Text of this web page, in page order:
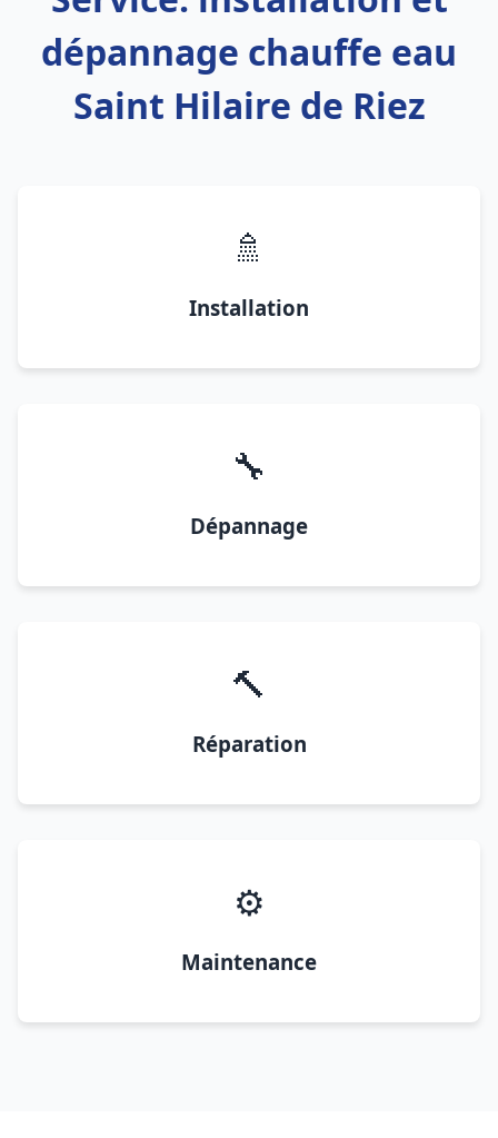
dépannage chauffe eau
Saint Hilaire de Riez
🚿
Installation
🔧
Dépannage
🔨
Réparation
⚙️
Maintenance